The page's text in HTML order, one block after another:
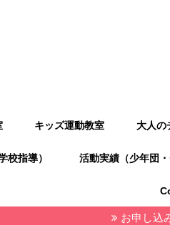
キッズ運動教室 大人の
校指導） 活動実績（少年団・
お申し込